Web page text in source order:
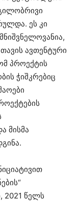
ეს კი
ავთენტური
პროექტის
ჭიშკრებიც
მისმა
2021 წელს